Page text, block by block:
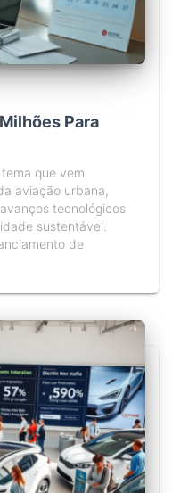
Para
que vem
aviação urbana,
tecnológicos
sustentável.
de